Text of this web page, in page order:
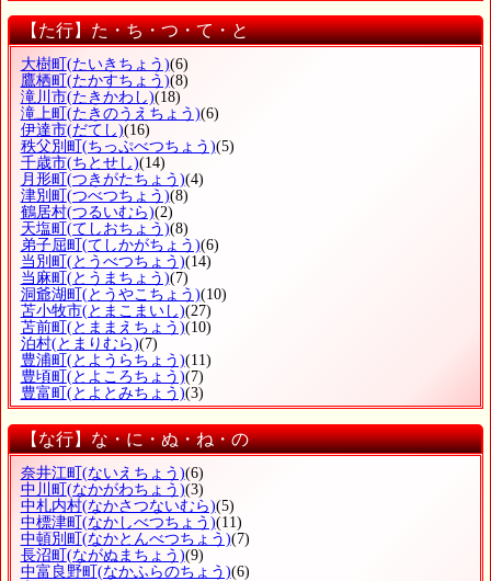
【た行】た・ち・つ・て・と
大樹町 (たいきちょう)(6)
鷹栖町 (たかすちょう)(8)
滝川市(たきかわし)(18)
滝上町 (たきのうえちょう)(6)
伊達市(だてし)(16)
秩父別町 (ちっぷべつちょう)(5)
千歳市(ちとせし)(14)
月形町 (つきがたちょう)(4)
津別町 (つべつちょう)(8)
鶴居村(つるいむら)(2)
天塩町 (てしおちょう)(8)
弟子屈町 (てしかがちょう)(6)
当別町 (とうべつちょう)(14)
当麻町 (とうまちょう)(7)
洞爺湖町 (とうやこちょう)(10)
苫小牧市(とまこまいし)(27)
苫前町 (とままえちょう)(10)
泊村(とまりむら)(7)
豊浦町 (とようらちょう)(11)
豊頃町 (とよころちょう)(7)
豊富町 (とよとみちょう)(3)
【な行】な・に・ぬ・ね・の
奈井江町 (ないえちょう)(6)
中川町 (なかがわちょう)(3)
中札内村(なかさつないむら)(5)
中標津町 (なかしべつちょう)(11)
中頓別町 (なかとんべつちょう)(7)
長沼町 (ながぬまちょう)(9)
中富良野町 (なかふらのちょう)(6)